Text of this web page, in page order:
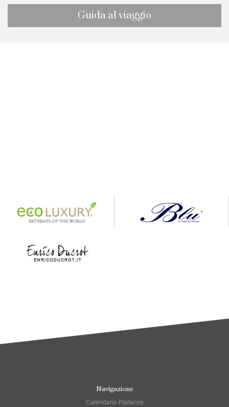
Guida al viaggio
Navigazione
Calendario Partenze